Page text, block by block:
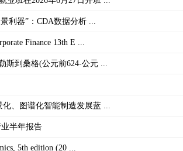
利器”：CDA数据分析 ...
Finance 13th E ...
斯到桑格(公元前624-公元 ...
、图谱化智能制造发展蓝 ...
半年报告
5th edition (20 ...